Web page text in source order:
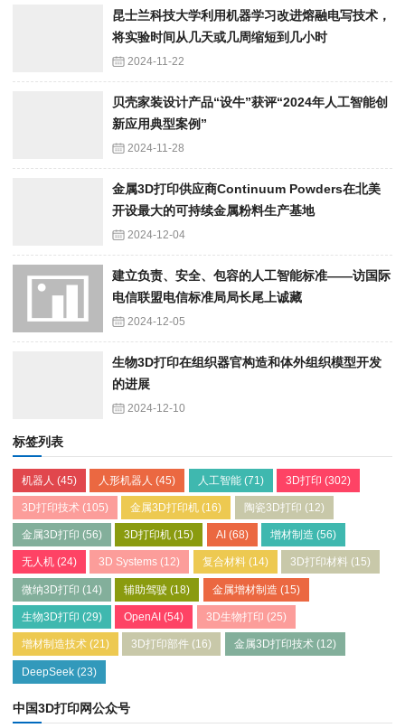
昆士兰科技大学利用机器学习改进熔融电写技术，
将实验时间从几天或几周缩短到几小时
2024-11-22
贝壳家装设计产品“设牛”获评“2024年人工智能创
新应用典型案例”
2024-11-28
金属3D打印供应商Continuum Powders在北美
开设最大的可持续金属粉料生产基地
2024-12-04
建立负责、安全、包容的人工智能标准——访国际
电信联盟电信标准局局长尾上诚藏
2024-12-05
生物3D打印在组织器官构造和体外组织模型开发
的进展
2024-12-10
标签列表
机器人 (45) 人形机器人 (45) 人工智能(71) 3D打印 (302)
3D打印技术 (105) 金属3D打印机 (16) 陶瓷3D打印 (12)
金属3D打印 (56) 3D打印机 (15) AI (68) 增材制造 (56)
无人机 (24) 3D Systems (12) 复合材料(14) 3D打印材料 (15)
微纳3D打印 (14) 辅助驾驶 (18) 金属增材制造 (15)
生物3D打印 (29) OpenAI (54) 3D生物打印 (25)
增材制造技术 (21) 3D打印部件 (16) 金属3D打印技术(12)
DeepSeek (23)
中国3D打印网公众号